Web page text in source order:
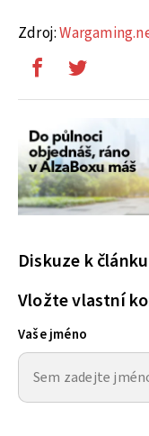
Zdroj:
Diskuze k článku
Vložte vlastní
Vaše jméno